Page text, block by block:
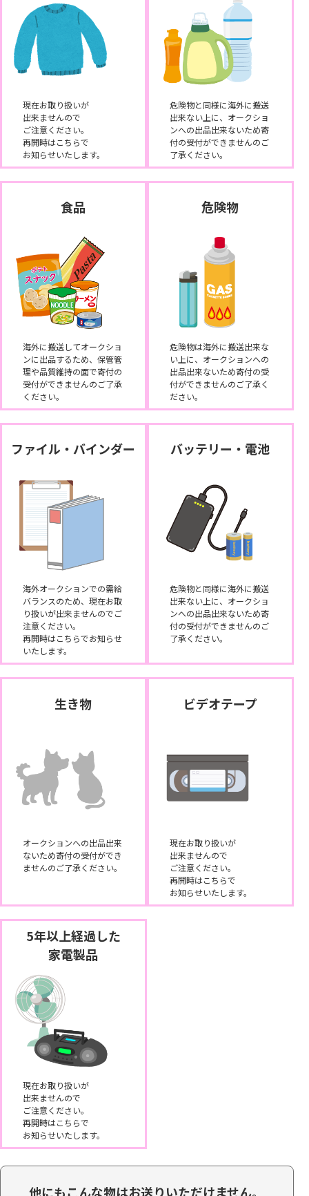
現在お取り扱いが
出来ませんので
ご注意ください。
再開時はこちらで
お知らせいたします。
危険物と同様に海外に搬送
出来ない上に、オークショ
ンへの出品出来ないため寄
付の受付ができませんのご
了承ください。
食品
海外に搬送してオークショ
ンに出品するため、保管管
理や品質維持の面で寄付の
受付ができませんのご了承
ください。
危険物
危険物は海外に搬送出来な
い上に、オークションへの
出品出来ないため寄付の受
付ができませんのご了承く
ださい。
ファイル・バインダー
海外オークションでの需給
バランスのため、現在お取
り扱いが出来ませんのでご
注意ください。
再開時はこちらでお知らせ
いたします。
バッテリー・電池
危険物と同様に海外に搬送
出来ない上に、オークショ
ンへの出品出来ないため寄
付の受付ができませんのご
了承ください。
生き物
オークションへの出品出来
ないため寄付の受付ができ
ませんのご了承ください。
ビデオテープ
現在お取り扱いが
出来ませんので
ご注意ください。
再開時はこちらで
お知らせいたします。
5年以上経過した
家電製品
現在お取り扱いが
出来ませんので
ご注意ください。
再開時はこちらで
お知らせいたします。
他にもこんな物はお送りいただけません。